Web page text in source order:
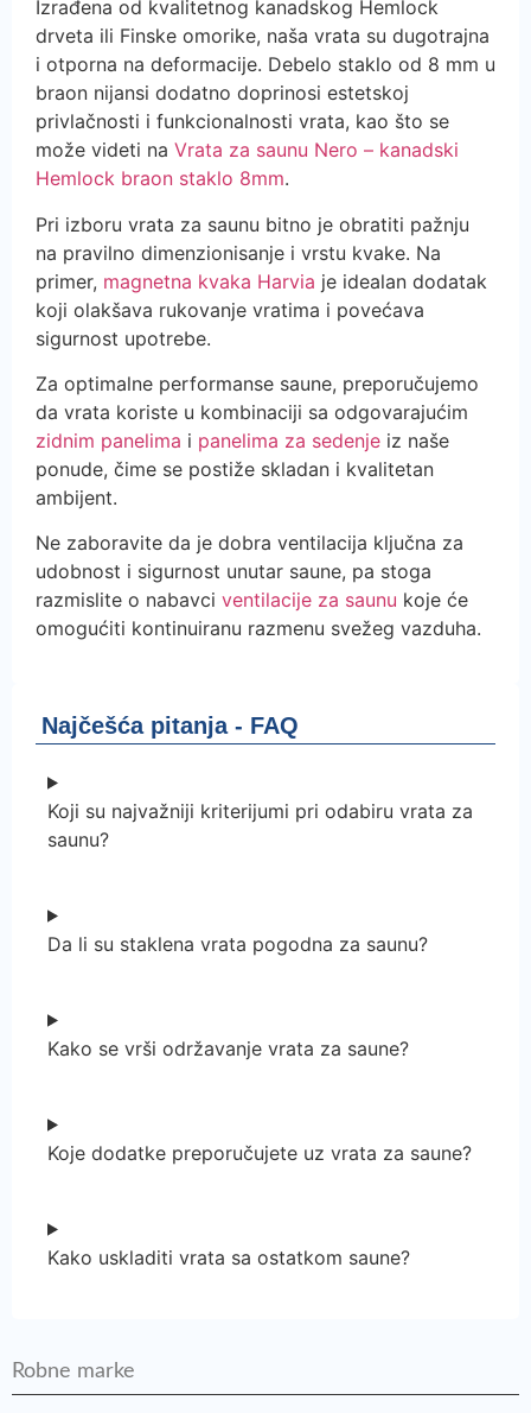
Izrađena od kvalitetnog kanadskog Hemlock
drveta ili Finske omorike, naša vrata su dugotrajna
i otporna na deformacije. Debelo staklo od 8 mm u
braon nijansi dodatno doprinosi estetskoj
privlačnosti i funkcionalnosti vrata, kao što se
može videti na Vrata za saunu Nero – kanadski
Hemlock braon staklo 8mm.
Pri izboru vrata za saunu bitno je obratiti pažnju
na pravilno dimenzionisanje i vrstu kvake. Na
primer, magnetna kvaka Harvia je idealan dodatak
koji olakšava rukovanje vratima i povećava
sigurnost upotrebe.
Za optimalne performanse saune, preporučujemo
da vrata koriste u kombinaciji sa odgovarajućim
zidnim panelima i panelima za sedenje iz naše
ponude, čime se postiže skladan i kvalitetan
ambijent.
Ne zaboravite da je dobra ventilacija ključna za
udobnost i sigurnost unutar saune, pa stoga
razmislite o nabavci ventilacije za saunu koje će
omogućiti kontinuiranu razmenu svežeg vazduha.
Najčešća pitanja - FAQ
Koji su najvažniji kriterijumi pri odabiru vrata za
saunu?
Da li su staklena vrata pogodna za saunu?
Kako se vrši održavanje vrata za saune?
Koje dodatke preporučujete uz vrata za saune?
Kako uskladiti vrata sa ostatkom saune?
Robne marke